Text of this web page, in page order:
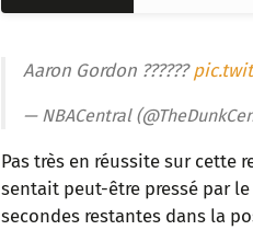
Aaron Gordon ??????
— NBACentral
Pas très en réussite sur cette
sentait peut-être pressé par
secondes restantes dans la